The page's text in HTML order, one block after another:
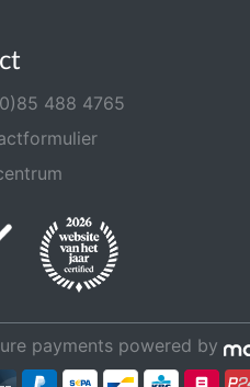
488 4765
payments powered by